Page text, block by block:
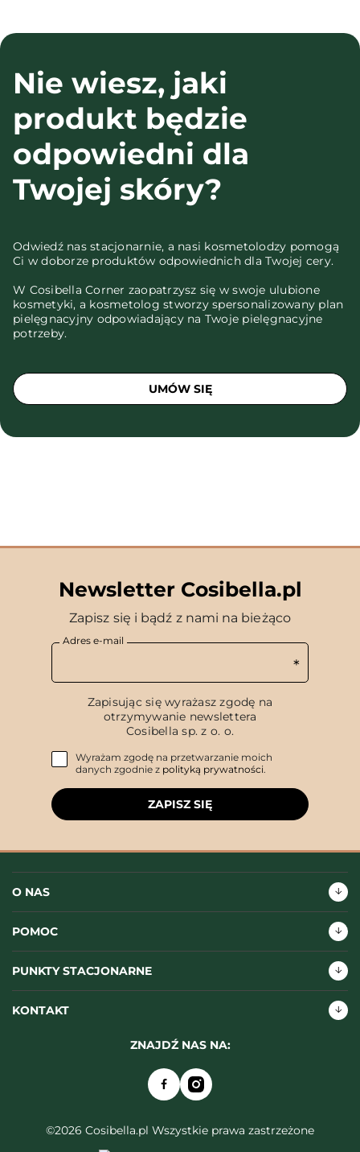
Nie wiesz, jaki
produkt będzie
odpowiedni dla
Twojej skóry?
Odwiedź nas stacjonarnie, a nasi kosmetolodzy pomogą
Ci w doborze produktów odpowiednich dla Twojej cery.
W Cosibella Corner zaopatrzysz się w swoje ulubione
kosmetyki, a kosmetolog stworzy spersonalizowany plan
pielęgnacyjny odpowiadający na Twoje pielęgnacyjne
potrzeby.
UMÓW SIĘ
Newsletter Cosibella.pl
Zapisz się i bądź z nami na bieżąco
Adres e-mail
Zapisując się wyrażasz zgodę na
otrzymywanie newslettera
Cosibella sp. z o. o.
Wyrażam zgodę na przetwarzanie moich
danych zgodnie z polityką prywatności.
ZAPISZ SIĘ
O NAS
POMOC
PUNKTY STACJONARNE
KONTAKT
ZNAJDŹ NAS NA:
©2026 Cosibella.pl Wszystkie prawa zastrzeżone